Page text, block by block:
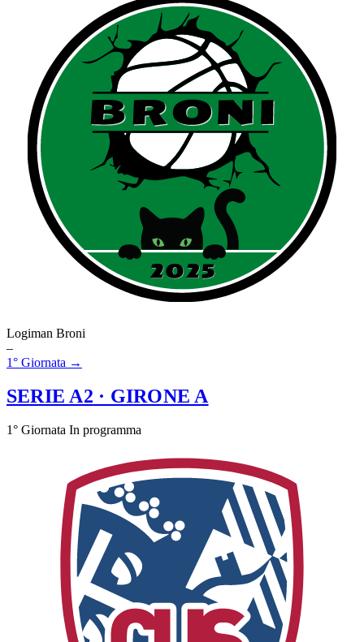
Logiman Broni
–
1° Giornata →
SERIE A2 · GIRONE A
1° Giornata In programma